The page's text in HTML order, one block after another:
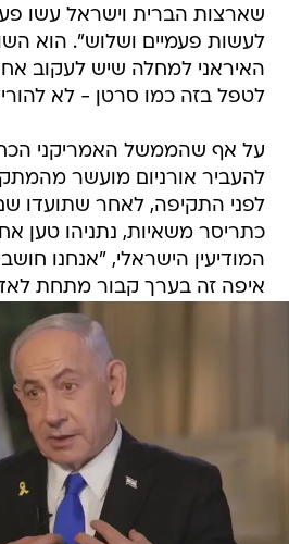
שארצות הברית וישראל עשו
לעשות פעמיים ושלוש". הוא
האיראני למחלה שיש לעקוב
לטפל בזה כמו סרטן - לא
על אף שהממשל האמריקני
להעביר אורניום מועשר
לפני התקיפה, לאחר שתועדו
כתריסר משאיות, נתניהו טען
המודיעין הישראלי, "אנחנו
איפה זה בערך קבור מתחת